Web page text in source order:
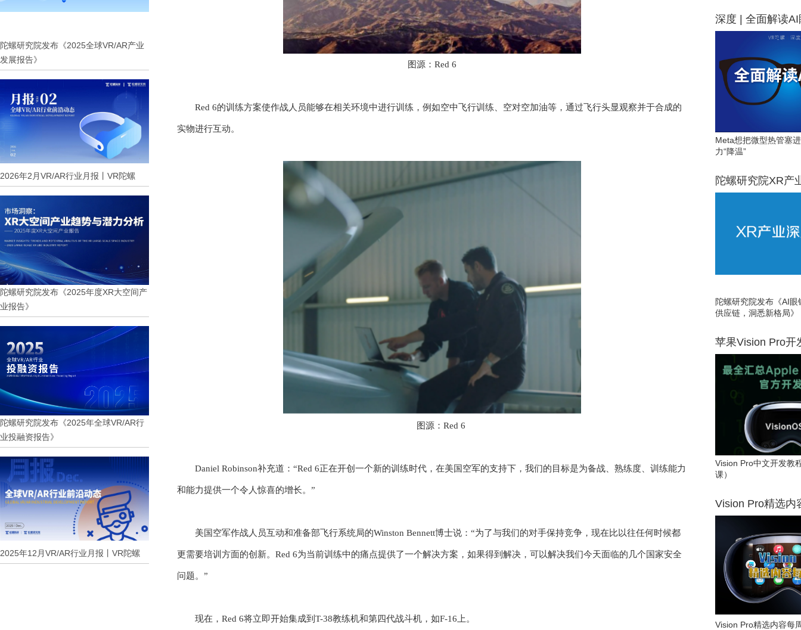
陀螺研究院发布《2025全球VR/AR产业
发展报告》
2026年2月VR/AR行业月报丨VR陀螺
陀螺研究院发布《2025年度XR大空间产
业报告》
陀螺研究院发布《2025年全球VR/AR行
业投融资报告》
2025年12月VR/AR行业月报丨VR陀螺
图源：Red 6
Red 6的训练方案使作战人员能够在相关环境中进行训练，例如空中飞行训练、空对空加油等，通过飞行头显观察并于合成的
实物进行互动。
图源：Red 6
Daniel Robinson补充道：“Red 6正在开创一个新的训练时代，在美国空军的支持下，我们的目标是为备战、熟练度、训练能力
和能力提供一个令人惊喜的增长。”
美国空军作战人员互动和准备部飞行系统局的Winston Bennett博士说：“为了与我们的对手保持竞争，现在比以往任何时候都
更需要培训方面的创新。Red 6为当前训练中的痛点提供了一个解决方案，如果得到解决，可以解决我们今天面临的几个国家安全
问题。”
现在， Red 6将立即开始集成到T-38教练机和第四代战斗机，如F-16上。
深度 | 全面解读AI
Meta想把微型热管塞
力“降温”
陀螺研究院XR产
陀螺研究院发布《AI
供应链，洞悉新格局》
苹果Vision Pro开
Vision Pro中文开发教
课）
Vision Pro精选内
Vision Pro精选内容每